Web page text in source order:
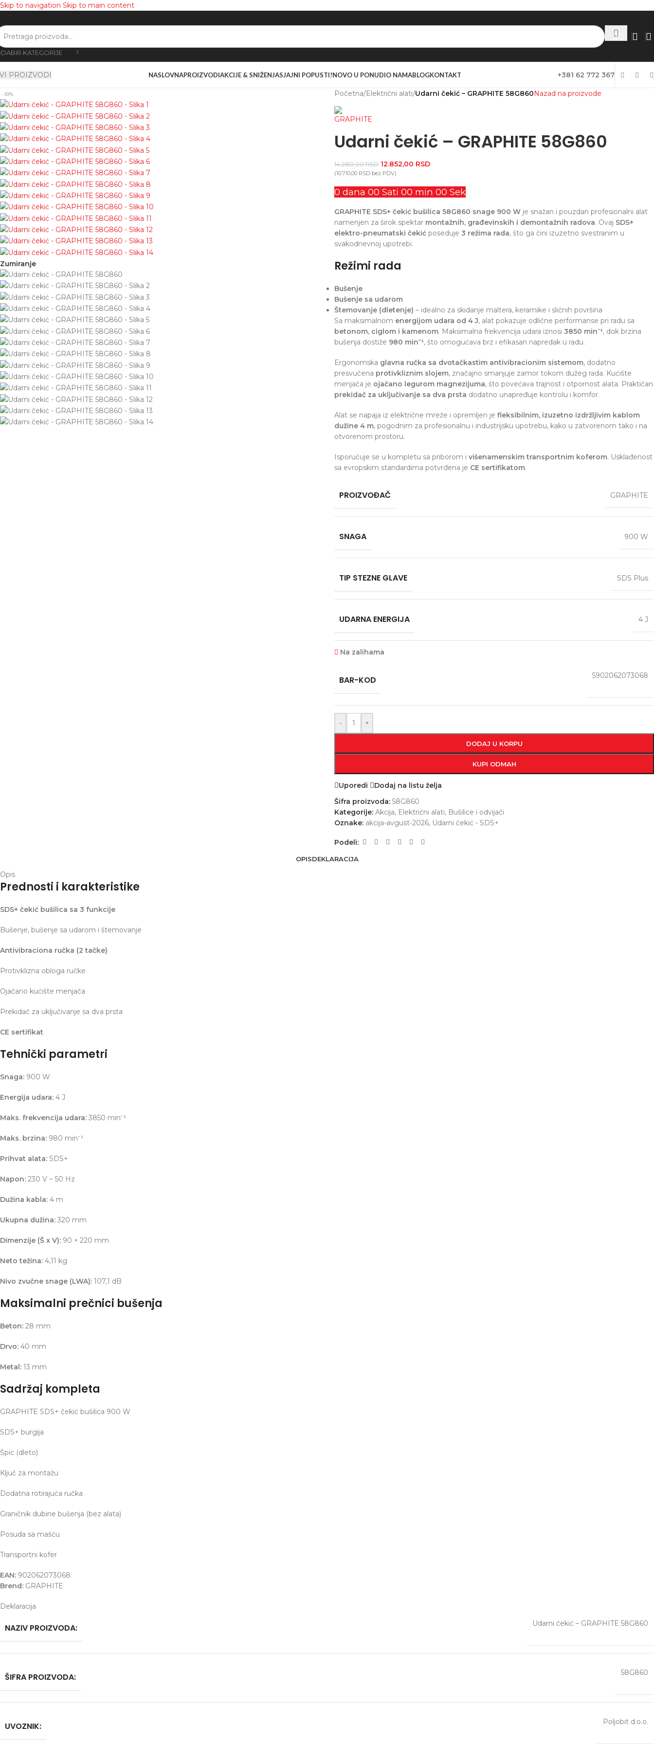
Skip to navigation Skip to main content
KATEGORIJE
PROIZVODI NASLOVNAPROIZVODIAKCIJE & SNIŽENJASJAJNI POPUSTI!NOVO U PONUDIO NAMABLOGKONTAKT +381 62 772 367
-10%
Zumiranje
Početna/Električni alati/Udarni čekić – GRAPHITE 58G860Nazad na proizvode
Udarni čekić – GRAPHITE 58G860
14.280,00RSD 12.852,00 RSD
(10.710,00 RSD bez PDV)
0 dana 00 Sati 00 min 00 Sek
GRAPHITE SDS+ čekić bušilica 58G860 snage 900 W je snažan i pouzdan profesionalni alat
namenjen za širok spektar montažnih, građevinskih i demontažnih radova. Ovaj SDS+
elektro-pneumatski čekić poseduje 3 režima rada, što ga čini izuzetno svestranim u
svakodnevnoj upotrebi.
Režimi rada
Bušenje
Bušenje sa udarom
Štemovanje (dletenje) – idealno za skidanje maltera, keramike i sličnih površina
Sa maksimalnom energijom udara od 4 J, alat pokazuje odlične performanse pri radu sa
betonom, ciglom i kamenom. Maksimalna frekvencija udara iznosi 3850 min⁻¹, dok brzina
bušenja dostiže 980 min⁻¹, što omogućava brz i efikasan napredak u radu.
Ergonomska glavna ručka sa dvotačkastim antivibracionim sistemom, dodatno
presvučena protivkliznim slojem, značajno smanjuje zamor tokom dužeg rada. Kućište
menjača je ojačano legurom magnezijuma, što povećava trajnost i otpornost alata. Praktičan
prekidač za uključivanje sa dva prsta dodatno unapređuje kontrolu i komfor.
Alat se napaja iz električne mreže i opremljen je fleksibilnim, izuzetno izdržljivim kablom
dužine 4 m, pogodnim za profesionalnu i industrijsku upotrebu, kako u zatvorenom tako i na
otvorenom prostoru.
Isporučuje se u kompletu sa priborom i višenamenskim transportnim koferom. Usklađenost
sa evropskim standardima potvrđena je CE sertifikatom.
PROIZVOĐAČ GRAPHITE
SNAGA 900 W
TIP STEZNE GLAVE SDS Plus
UDARNA ENERGIJA 4 J
Na zalihama
BAR-KOD 5902062073068
- +
DODAJ U KORPU
KUPI ODMAH
Uporedi
Dodaj na listu želja
Šifra proizvoda: 58G860
Kategorije: Akcija, Električni alati, Bušilice i odvijači
Oznake: akcija-avgust-2026, Udarni čekić - SDS+
Podeli:
OPISDEKLARACIJA
Opis
Prednosti i karakteristike
SDS+ čekić bušilica sa 3 funkcije
Bušenje, bušenje sa udarom i štemovanje
Antivibraciona ručka (2 tačke)
Protivklizna obloga ručke
Ojačano kućište menjača
Prekidač za uključivanje sa dva prsta
CE sertifikat
Tehnički parametri
Snaga: 900 W
Energija udara: 4 J
Maks. frekvencija udara: 3850 min⁻¹
Maks. brzina: 980 min⁻¹
Prihvat alata: SDS+
Napon: 230 V ~ 50 Hz
Dužina kabla: 4 m
Ukupna dužina: 320 mm
Dimenzije (Š x V): 90 × 220 mm
Neto težina: 4,11 kg
Nivo zvučne snage (LWA): 107,1 dB
Maksimalni prečnici bušenja
Beton: 28 mm
Drvo: 40 mm
Metal: 13 mm
Sadržaj kompleta
GRAPHITE SDS+ čekić bušilica 900 W
SDS+ burgija
Špic (dleto)
Ključ za montažu
Dodatna rotirajuća ručka
Graničnik dubine bušenja (bez alata)
Posuda sa mašću
Transportni kofer
EAN: 902062073068
Brend: GRAPHITE
Deklaracija
NAZIV PROIZVODA: Udarni čekić – GRAPHITE 58G860
ŠIFRA PROIZVODA: 58G860
UVOZNIK: Poljobit d.o.o.